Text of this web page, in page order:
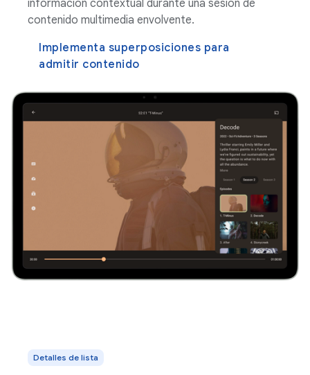
información contextual durante una sesión de
contenido multimedia envolvente.
Implementa superposiciones para
admitir contenido
Detalles de lista